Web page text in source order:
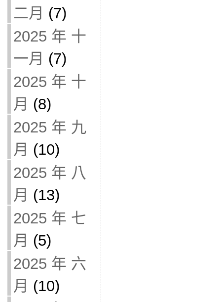
二月 (7)
2025 年 十
一月 (7)
2025 年 十
月 (8)
2025 年 九
月 (10)
2025 年 八
月 (13)
2025 年 七
月 (5)
2025 年 六
月 (10)